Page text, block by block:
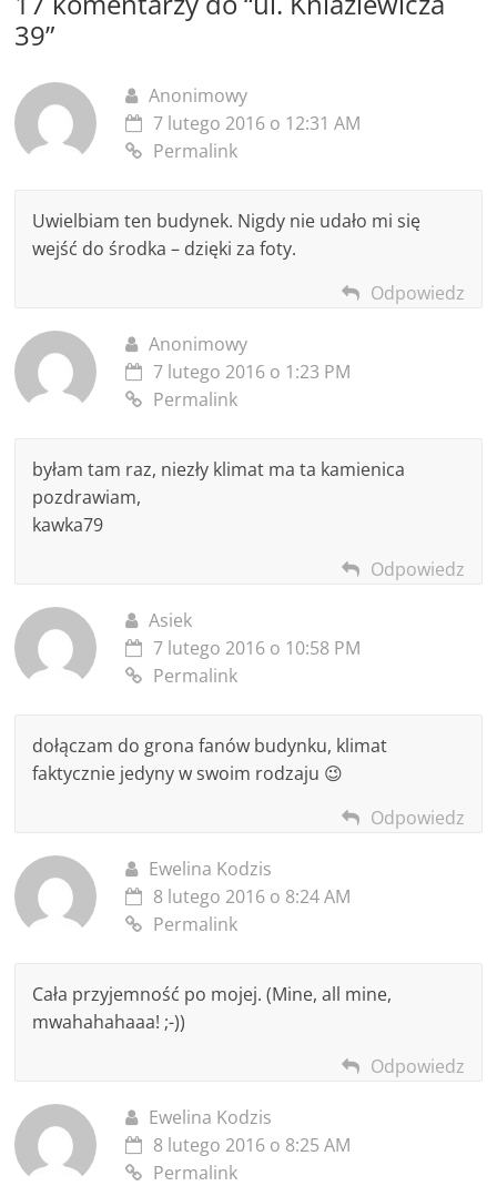
39”
Anonimowy
7 lutego 2016 o 12:31 AM
Permalink
Uwielbiam ten budynek. Nigdy nie udało mi się
wejść do środka – dzięki za foty.
Odpowiedz
Anonimowy
7 lutego 2016 o 1:23 PM
Permalink
byłam tam raz, niezły klimat ma ta kamienica
pozdrawiam,
kawka79
Odpowiedz
Asiek
7 lutego 2016 o 10:58 PM
Permalink
dołączam do grona fanów budynku, klimat
faktycznie jedyny w swoim rodzaju 😉
Odpowiedz
Ewelina Kodzis
8 lutego 2016 o 8:24 AM
Permalink
Cała przyjemność po mojej. (Mine, all mine,
mwahahahaaa! ;-))
Odpowiedz
Ewelina Kodzis
8 lutego 2016 o 8:25 AM
Permalink